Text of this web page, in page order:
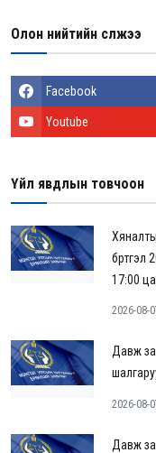
Олон нийтийн сүлжээ
Facebook
Youtube
Үйл явдлын товчоон
17:00
2026-08-
Давж
2026-08-
Давж